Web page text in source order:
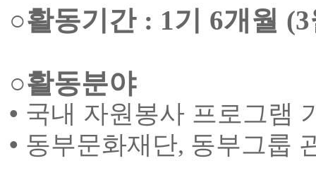
○활동기간 : 1기 6개월 (3
○활동분야
• 국내 자원봉사 프로그램
• 동부문화재단, 동부그룹